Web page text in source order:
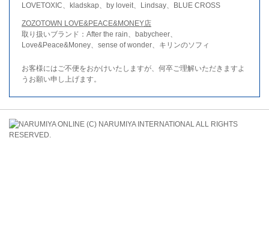
LOVETOXIC、kladskap、by loveit、Lindsay、BLUE CROSS
ZOZOTOWN LOVE&PEACE&MONEY店
取り扱いブランド：After the rain、babycheer、
Love&Peace&Money、sense of wonder、キリンのソフィ
お客様にはご不便をおかけいたしますが、何卒ご理解いただきますよ
うお願い申し上げます。